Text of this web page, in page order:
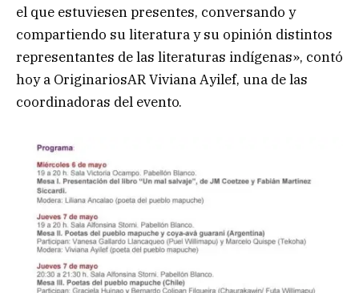
el que estuviesen presentes, conversando y
compartiendo su literatura y su opinión distintos
representantes de las literaturas indígenas», contó
hoy a OriginariosAR Viviana Ayilef, una de las
coordinadoras del evento.